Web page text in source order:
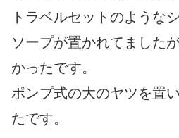
トラベルセットのような
ソープが置かれてました
かったです。
ポンプ式の大のヤツを置
たです。